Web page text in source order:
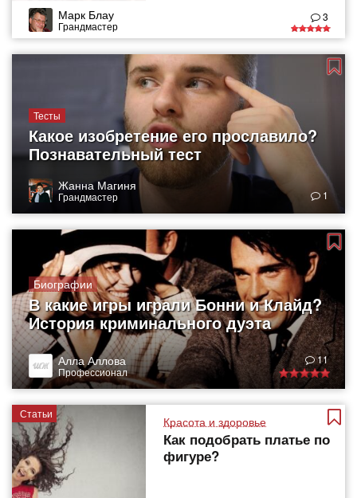
Марк Блау
Грандмастер
3
Тесты
Какое изобретение его прославило?
Познавательный тест
Жанна Магиня
Грандмастер 1
Биографии
В какие игры играли Бонни и Клайд?
История криминального дуэта
Алла Аллова
Профессионал
11
Статьи
Красота и здоровье
Как подобрать платье по
фигуре?